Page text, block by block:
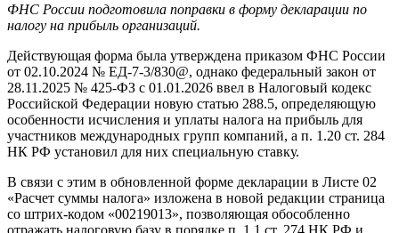
ФНС России подготовила поправки в форму декларации по
налогу на прибыль организаций.
Действующая форма была утверждена приказом ФНС России
от 02.10.2024 № ЕД-7-3/830@, однако федеральный закон от
28.11.2025 № 425-ФЗ с 01.01.2026 ввел в Налоговый кодекс
Российской Федерации новую статью 288.5, определяющую
особенности исчисления и уплаты налога на прибыль для
участников международных групп компаний, а п. 1.20 ст. 284
НК РФ установил для них специальную ставку.
В связи с этим в обновленной форме декларации в Листе 02
«Расчет суммы налога» изложена в новой редакции страница
со штрих-кодом «00219013», позволяющая обособленно
отражать налоговую базу в порядке п. 1.1 ст. 274 НК РФ и